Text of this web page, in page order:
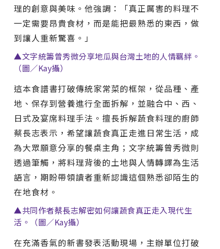
理的創意與美味。他強調：「真正厲害的料理不
一定需要昂貴食材，而是能把最熟悉的東西，做
到讓人重新驚喜。」
▲文字統籌曾秀微分享地瓜與台灣土地的人情羈絆。
（圖／Kay攝）
這本食譜書打破傳統家常菜的框架，從品種、產
地、保存到營養進行全面拆解，並融合中、西、
日式及宴席料理手法。擅長拆解蔬食料理的廚師
蔡長志表示，希望讓蔬食真正走進日常生活，成
為大眾願意分享的餐桌主角；文字統籌曾秀微則
透過筆觸，將料理背後的土地與人情轉譯為生活
語言，期盼帶領讀者重新認識這個熟悉卻陌生的
在地食材。
▲共同作者蔡長志解密如何讓蔬食真正走入現代生
活。（圖／Kay攝）
在充滿香氣的新書發表活動現場，主辦單位打破